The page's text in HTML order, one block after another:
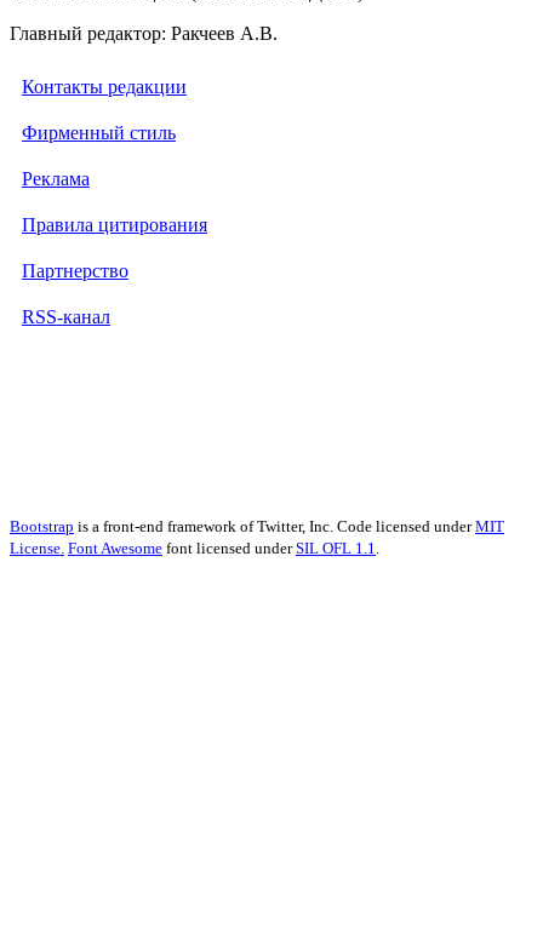
Главный редактор: Ракчеев А.В.
Контакты редакции
Фирменный стиль
Реклама
Правила цитирования
Партнерство
RSS-канал
Bootstrap is a front-end framework of Twitter, Inc. Code licensed underMIT
License. Font Awesome font licensed underSIL OFL 1.1.